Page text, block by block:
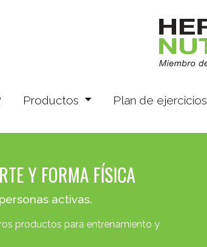
(current)
Productos Plan de ejercicios
Y FORMA FÍSICA
activas.
productos para entrenamiento y